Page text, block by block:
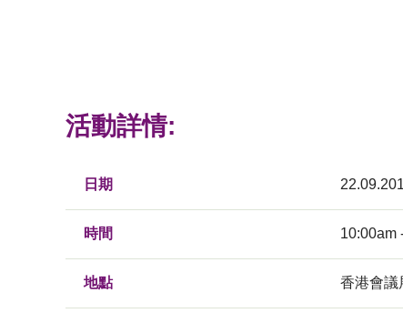
活動詳情:
日期
時間 10:00am
地點 香港會議